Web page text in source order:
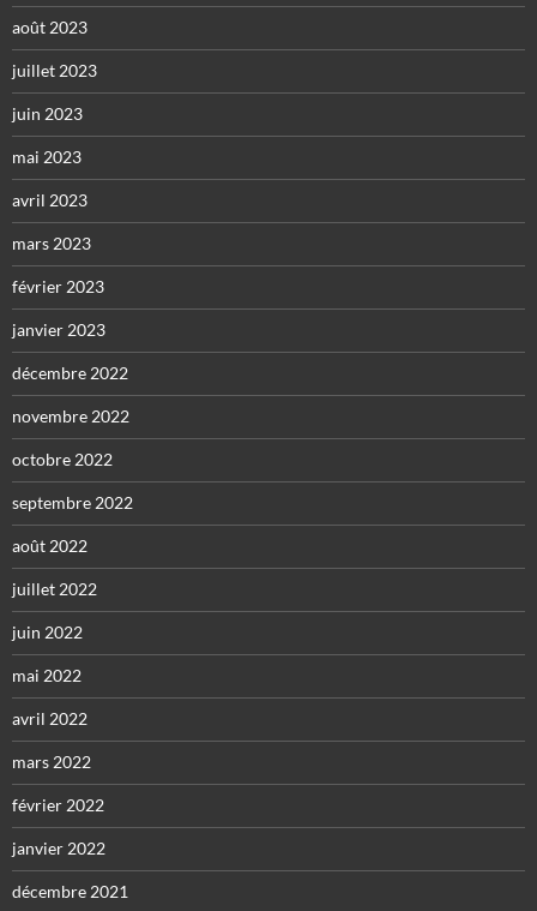
août 2023
juillet 2023
juin 2023
mai 2023
avril 2023
mars 2023
février 2023
janvier 2023
décembre 2022
novembre 2022
octobre 2022
septembre 2022
août 2022
juillet 2022
juin 2022
mai 2022
avril 2022
mars 2022
février 2022
janvier 2022
décembre 2021